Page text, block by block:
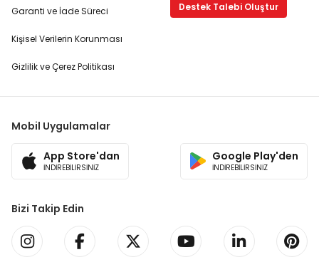
Garanti ve İade Süreci
Kişisel Verilerin Korunması
Gizlilik ve Çerez Politikası
Destek Talebi Oluştur
Mobil Uygulamalar
App Store'dan
İNDİREBİLİRSİNİZ
Google Play'den
İNDİREBİLİRSİNİZ
Bizi Takip Edin